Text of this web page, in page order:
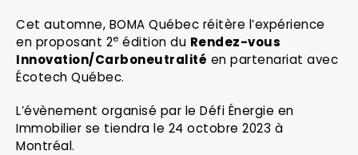
Cet automne, BOMA Québec réitère l’expérience
en proposant 2e édition du Rendez-vous
Innovation/Carboneutralité en partenariat avec
Écotech Québec.
L’évènement organisé par le Défi Énergie en
Immobilier se tiendra le 24 octobre 2023 à
Montréal.